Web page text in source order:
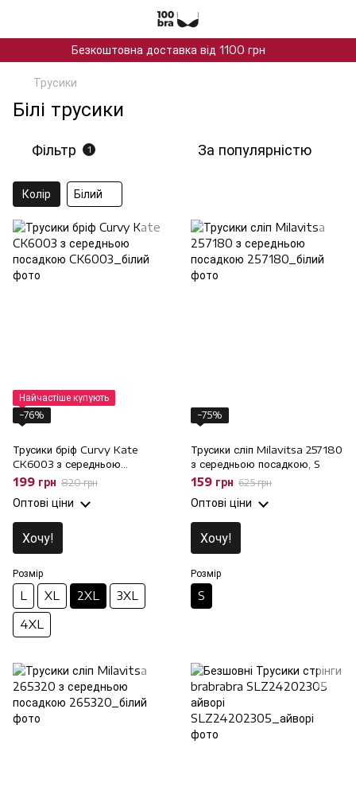
Безкоштовна доставка від 1100 грн
Трусики
Білі трусики
Фільтр 1 За популярністю
Колір Білий
Найчастіше купують
−76%
Трусики бріф Curvy Kate
CK6003 з середньою
посадкою, 2XL
199 грн 820 грн
Оптові ціни
Хочу!
Розмір
L XL 2XL 3XL
4XL
−75%
Трусики сліп Milavitsa 257180
з середньою посадкою, S
159 грн 625 грн
Оптові ціни
Хочу!
Розмір
S